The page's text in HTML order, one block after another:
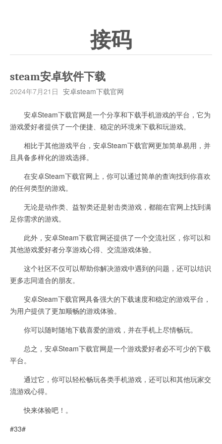
接码
steam安卓软件下载
2024年7月21日 安卓steam下载官网
安卓Steam下载官网是一个分享和下载手机游戏的平台，它为
游戏爱好者提供了一个便捷、稳定的环境来下载和玩游戏。
相比于其他游戏平台，安卓Steam下载官网更加简单易用，并
且具备多样化的游戏选择。
在安卓Steam下载官网上，你可以通过简单的查询找到你喜欢
的任何类型的游戏。
无论是动作类、益智类还是射击类游戏，都能在官网上找到满
足你需求的游戏。
此外，安卓Steam下载官网还提供了一个交流社区，你可以和
其他游戏爱好者分享游戏心得、交流游戏体验。
这个社区不仅可以帮助你解决游戏中遇到的问题，还可以结识
更多志同道合的朋友。
安卓Steam下载官网具备强大的下载速度和稳定的游戏平台，
为用户提供了更加顺畅的游戏体验。
你可以随时随地下载喜爱的游戏，并在手机上尽情畅玩。
总之，安卓Steam下载官网是一个游戏爱好者必不可少的下载
平台。
通过它，你可以轻松畅玩各类手机游戏，还可以和其他玩家交
流游戏心得。
快来体验吧！。
#33#